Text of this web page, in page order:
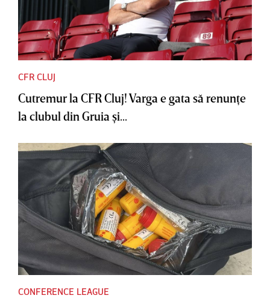
CFR CLUJ
Cutremur la CFR Cluj! Varga e gata să renunţe
la clubul din Gruia şi...
CONFERENCE LEAGUE